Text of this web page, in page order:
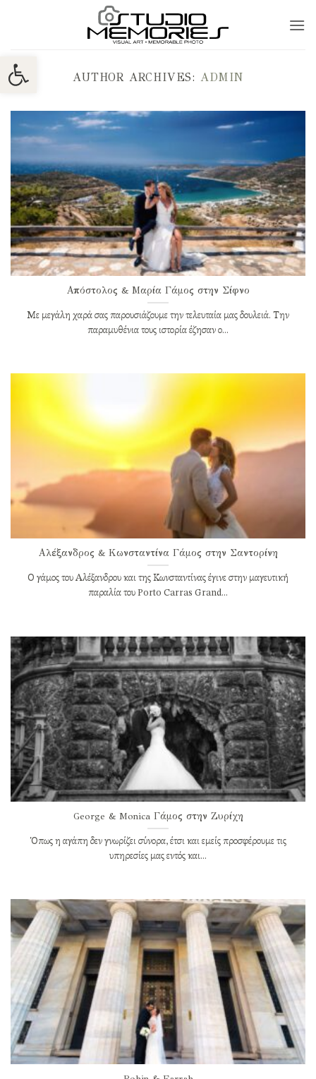
Ανοίξτε τη γραμμή εργαλείων
AUTHOR ARCHIVES: ADMIN
Απόστολος & Μαρία Γάμος στην Σίφνο
Με μεγάλη χαρά σας παρουσιάζουμε την τελευταία μας δουλειά. Την
παραμυθένια τους ιστορία έζησαν ο...
Αλέξανδρος & Κωνσταντίνα Γάμος στην Σαντορίνη
Ο γάμος του Αλέξανδρου και της Κωνσταντίνας έγινε στην μαγευτική
παραλία του Porto Carras Grand...
George & Monica Γάμος στην Ζυρίχη
Όπως η αγάπη δεν γνωρίζει σύνορα, έτσι και εμείς προσφέρουμε τις
υπηρεσίες μας εντός και...